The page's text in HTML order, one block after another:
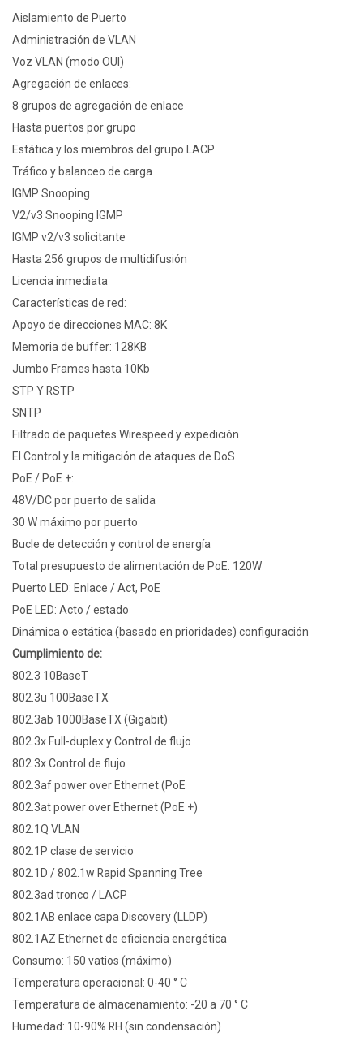
Aislamiento de Puerto
Administración de VLAN
Voz VLAN (modo OUI)
Agregación de enlaces:
8 grupos de agregación de enlace
Hasta puertos por grupo
Estática y los miembros del grupo LACP
Tráfico y balanceo de carga
IGMP Snooping
V2/v3 Snooping IGMP
IGMP v2/v3 solicitante
Hasta 256 grupos de multidifusión
Licencia inmediata
Características de red:
Apoyo de direcciones MAC: 8K
Memoria de buffer: 128KB
Jumbo Frames hasta 10Kb
STP Y RSTP
SNTP
Filtrado de paquetes Wirespeed y expedición
El Control y la mitigación de ataques de DoS
PoE / PoE +:
48V/DC por puerto de salida
30 W máximo por puerto
Bucle de detección y control de energía
Total presupuesto de alimentación de PoE: 120W
Puerto LED: Enlace / Act, PoE
PoE LED: Acto / estado
Dinámica o estática (basado en prioridades) configuración
Cumplimiento de:
802.3 10BaseT
802.3u 100BaseTX
802.3ab 1000BaseTX (Gigabit)
802.3x Full-duplex y Control de flujo
802.3x Control de flujo
802.3af power over Ethernet (PoE
802.3at power over Ethernet (PoE +)
802.1Q VLAN
802.1P clase de servicio
802.1D / 802.1w Rapid Spanning Tree
802.3ad tronco / LACP
802.1AB enlace capa Discovery (LLDP)
802.1AZ Ethernet de eficiencia energética
Consumo: 150 vatios (máximo)
Temperatura operacional: 0-40 ° C
Temperatura de almacenamiento: -20 a 70 ° C
Humedad: 10-90% RH (sin condensación)